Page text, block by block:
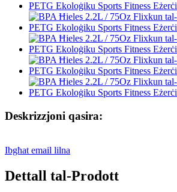
Deskrizzjoni qasira:
Ibgħat email lilna
Dettall tal-Prodott